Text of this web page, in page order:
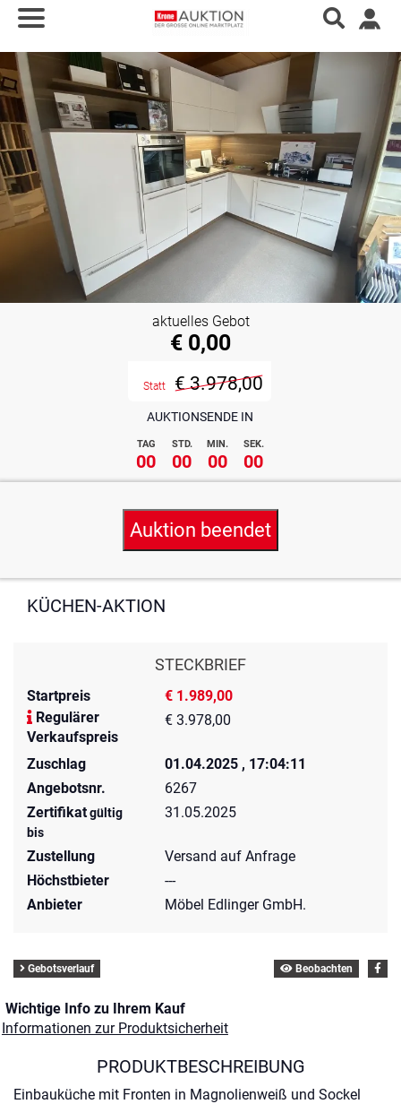
AUKTIONSENDE IN
TAG STD. MIN. SEK.
00 00 00 00
aktuelles Gebot
€ 0,00
Statt € 3.978,00
Auktion beendet
KÜCHEN-AKTION
STECKBRIEF
Startpreis
€ 1.989,00
Regulärer
Verkaufspreis
€ 3.978,00
Zuschlag
01.04.2025 , 17:04:11
Angebotsnr.
6267
Zertifikatgültig
bis
31.05.2025
Zustellung
Versand auf Anfrage
Höchstbieter
---
Anbieter
Möbel Edlinger GmbH.
Gebotsverlauf Beobachten
Wichtige Info zu Ihrem Kauf
Informationen zur Produktsicherheit
PRODUKTBESCHREIBUNG
Einbauküche mit Fronten in Magnolienweiß und Sockel